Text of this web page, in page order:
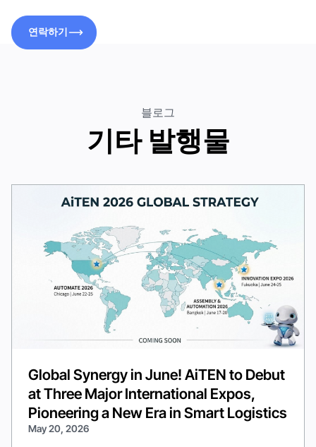
연락하기
블로그
기타 발행물
Global Synergy in June! AiTEN to Debut
at Three Major International Expos,
Pioneering a New Era in Smart Logistics
May 20, 2026